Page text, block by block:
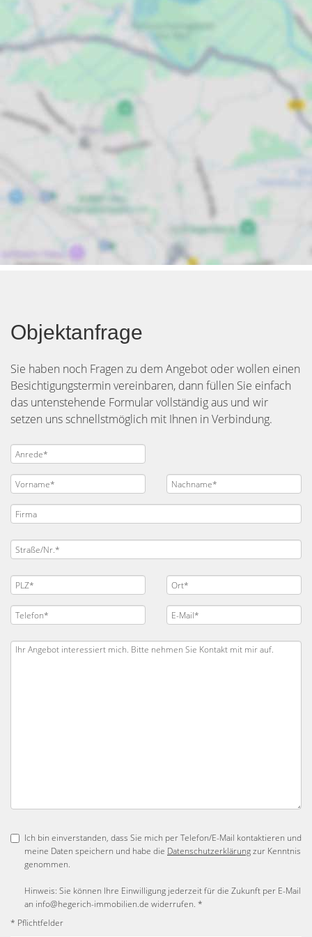
Objektanfrage
Sie haben noch Fragen zu dem Angebot oder wollen einen
Besichtigungstermin vereinbaren, dann füllen Sie einfach
das untenstehende Formular vollständig aus und wir
setzen uns schnellstmöglich mit Ihnen in Verbindung.
Ich bin einverstanden, dass Sie mich per Telefon/E-Mail kontaktieren und
meine Daten speichern und habe die Datenschutzerklärungzur Kenntnis
genommen.
Hinweis: Sie können Ihre Einwilligung jederzeit für die Zukunft per E-Mail
an info@hegerich-immobilien.de widerrufen. *
* Pflichtfelder